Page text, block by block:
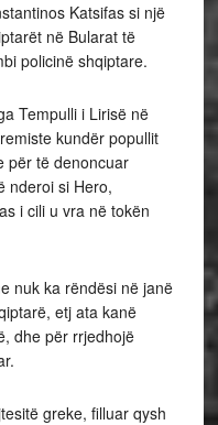
Katsifas si një
në Bularat të
policinë shqiptare.
Tempulli i Lirisë në
kundër popullit
për të denoncuar
nderoi si Hero,
i cili u vra në tokën
nuk ka rëndësi në janë
etj ata kanë
dhe për rrjedhojë
greke, filluar qysh